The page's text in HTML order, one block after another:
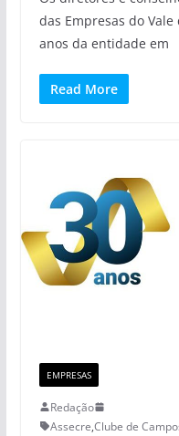
das Empresas do
anos da entidade em
Read More
EMPRESAS
Redação
Assecre,Clube de